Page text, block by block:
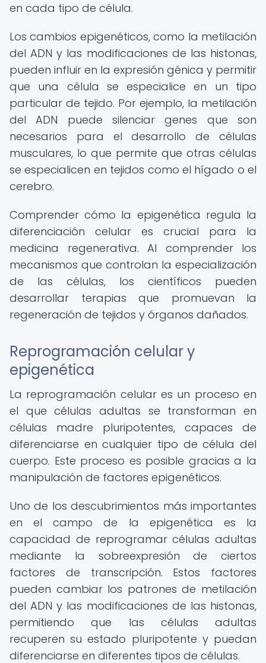
en cada tipo de célula.
Los cambios epigenéticos, como la metilación
del ADN y las modificaciones de las histonas,
pueden influir en la expresión génica y permitir
que una célula se especialice en un tipo
particular de tejido. Por ejemplo, la metilación
del ADN puede silenciar genes que son
necesarios para el desarrollo de células
musculares, lo que permite que otras células
se especialicen en tejidos como el hígado o el
cerebro.
Comprender cómo la epigenética regula la
diferenciación celular es crucial para la
medicina regenerativa. Al comprender los
mecanismos que controlan la especialización
de las células, los científicos pueden
desarrollar terapias que promuevan la
regeneración de tejidos y órganos dañados.
Reprogramación celular y
epigenética
La reprogramación celular es un proceso en
el que células adultas se transforman en
células madre pluripotentes, capaces de
diferenciarse en cualquier tipo de célula del
cuerpo. Este proceso es posible gracias a la
manipulación de factores epigenéticos.
Uno de los descubrimientos más importantes
en el campo de la epigenética es la
capacidad de reprogramar células adultas
mediante la sobreexpresión de ciertos
factores de transcripción. Estos factores
pueden cambiar los patrones de metilación
del ADN y las modificaciones de las histonas,
permitiendo que las células adultas
recuperen su estado pluripotente y puedan
diferenciarse en diferentes tipos de células.